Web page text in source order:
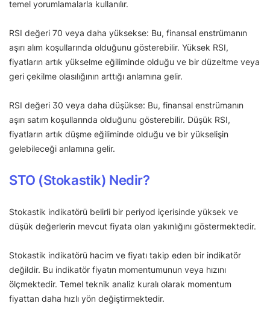
temel yorumlamalarla kullanılır.
RSI değeri 70 veya daha yüksekse: Bu, finansal enstrümanın
aşırı alım koşullarında olduğunu gösterebilir. Yüksek RSI,
fiyatların artık yükselme eğiliminde olduğu ve bir düzeltme veya
geri çekilme olasılığının arttığı anlamına gelir.
RSI değeri 30 veya daha düşükse: Bu, finansal enstrümanın
aşırı satım koşullarında olduğunu gösterebilir. Düşük RSI,
fiyatların artık düşme eğiliminde olduğu ve bir yükselişin
gelebileceği anlamına gelir.
STO (Stokastik) Nedir?
Stokastik indikatörü belirli bir periyod içerisinde yüksek ve
düşük değerlerin mevcut fiyata olan yakınlığını göstermektedir.
Stokastik indikatörü hacim ve fiyatı takip eden bir indikatör
değildir. Bu indikatör fiyatın momentumunun veya hızını
ölçmektedir. Temel teknik analiz kuralı olarak momentum
fiyattan daha hızlı yön değiştirmektedir.